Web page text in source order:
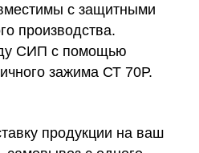
с защитными
производства.
СИП с помощью
зажима СТ 70Р.
продукции на ваш